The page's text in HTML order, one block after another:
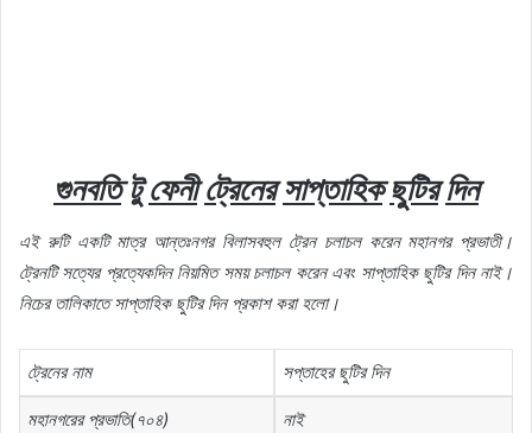
গুনবতি টু ফেনী ট্রেনের সাপ্তাহিক ছুটিরদিন
এই রুটি একটি মাত্র আন্তঃনগর বিলাসবহুল ট্রেন চলাচল করেন মহানগর প্রভাতী।
ট্রেনটি সত্যের প্রত্যেকদিন নিয়মিত সময় চলাচল করেন এবং সাপ্তাহিক ছুটির দিন নাই।
নিচের তালিকাতে সাপ্তাহিক ছুটির দিন প্রকাশ করা হলো।
ট্রেনের নাম সপ্তাহের ছুটির দিন
মহানগরের প্রভাতি(৭০৪) নাই